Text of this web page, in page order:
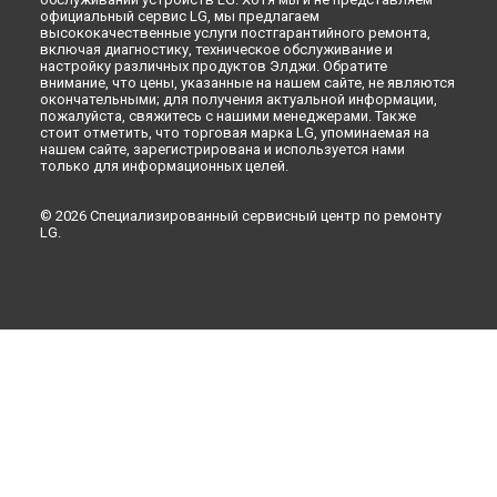
официальный сервис LG, мы предлагаем
высококачественные услуги постгарантийного ремонта,
включая диагностику, техническое обслуживание и
настройку различных продуктов Элджи. Обратите
внимание, что цены, указанные на нашем сайте, не являются
окончательными; для получения актуальной информации,
пожалуйста, свяжитесь с нашими менеджерами. Также
стоит отметить, что торговая марка LG, упоминаемая на
нашем сайте, зарегистрирована и используется нами
только для информационных целей.
© 2026 Специализированный сервисный центр по ремонту
LG.